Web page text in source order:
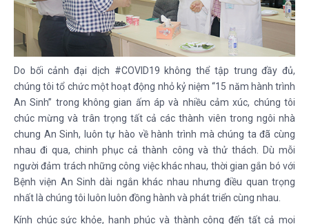
Do bối cảnh đại dịch #COVID19 không thể tập trung đầy đủ,
chúng tôi tổ chức một hoạt động nhỏ kỷ niệm “15 năm hành trình
An Sinh” trong không gian ấm áp và nhiều cảm xúc, chúng tôi
chúc mừng và trân trọng tất cả các thành viên trong ngôi nhà
chung An Sinh, luôn tự hào về hành trình mà chúng ta đã cùng
nhau đi qua, chinh phục cả thành công và thử thách. Dù mỗi
người đảm trách những công việc khác nhau, thời gian gắn bó với
Bệnh viện An Sinh dài ngắn khác nhau nhưng điều quan trọng
nhất là chúng tôi luôn luôn đồng hành và phát triển cùng nhau.
Kính chúc sức khỏe, hạnh phúc và thành công đến tất cả mọi